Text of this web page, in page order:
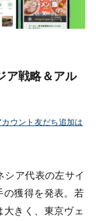
ア戦略＆アル
ウント友だち追加は
ア代表の左サイ
の獲得を発表。若
きく、東京ヴェ